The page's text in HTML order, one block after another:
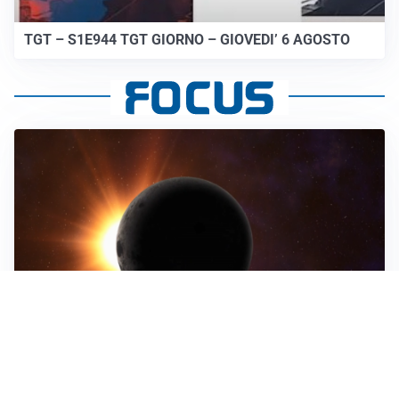
TGT – S1E944 TGT GIORNO – GIOVEDI’ 6 AGOSTO